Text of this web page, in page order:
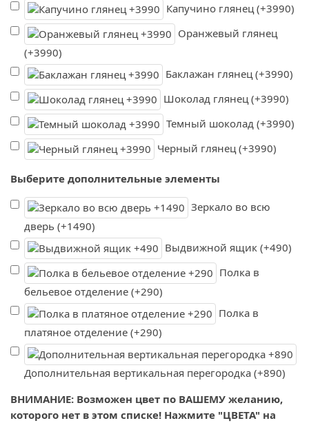
Капучино глянец (+3990)
Оранжевый глянец
(+3990)
Баклажан глянец (+3990)
Шоколад глянец (+3990)
Темный шоколад (+3990)
Черный глянец (+3990)
Выберите дополнительные элементы
Зеркало во всю
дверь (+1490)
Выдвижной ящик (+490)
Полка в
бельевое отделение (+290)
Полка в
платяное отделение (+290)
Дополнительная вертикальная перегородка (+890)
ВНИМАНИЕ: Возможен цвет по ВАШЕМУ желанию,
которого нет в этом списке! Нажмите "ЦВЕТА" на